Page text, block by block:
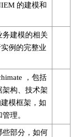
的建模和
建模的相关
例的完整业
，包括
构、技术架
模框架，如
理。
些部分，如何